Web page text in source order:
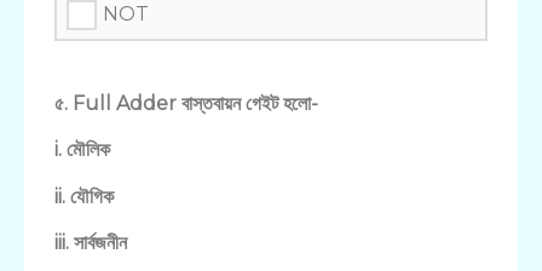
NOT
৫. Full Adder বাস্তবায়ন গেইট হলো-
i. মৌলিক
ii. যৌগিক
iii. সার্বজনীন